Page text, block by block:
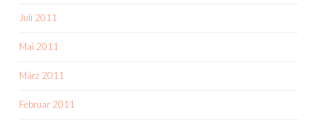
Juli 2011
Mai 2011
März 2011
Februar 2011